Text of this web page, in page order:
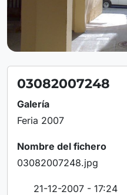
03082007248
Galería
Feria 2007
Nombre del fichero
03082007248.jpg
21-12-2007 - 17:24